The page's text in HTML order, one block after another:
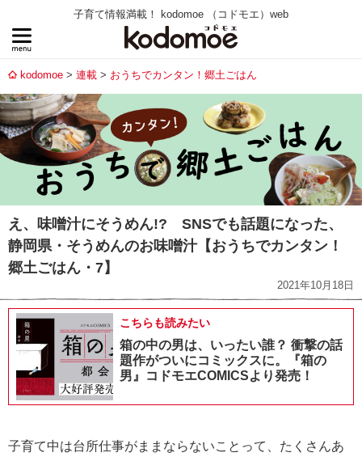
子育て情報満載！ kodomoe （コドモエ）web
kodomoe 連載 おうちでカンタン！郷土ごはん
え、味噌汁にそうめん!? SNSでも話題になった、
静岡県・そうめんのお味噌汁【おうちでカンタン！
郷土ごはん・7】
2021年10月18日
こちらも読みたい
箱の中の男は、いったい誰？ 衝撃の話
題作がついにコミックスに。『箱の
男』コドモエCOMICSより発売！
子育て中は台所仕事がままならないことって、たくさんあ